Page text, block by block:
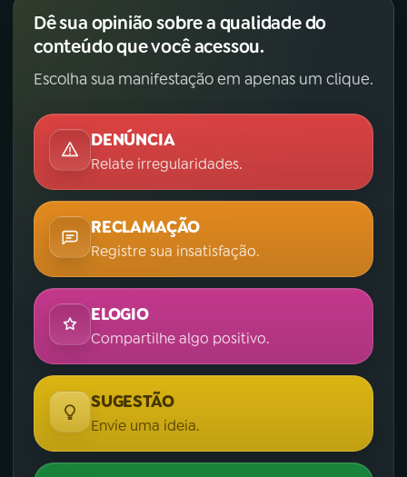
Dê sua opinião sobre a qualidade do
conteúdo que você acessou.
Escolha sua manifestação em apenas um clique.
DENÚNCIA
Relate irregularidades.
RECLAMAÇÃO
Registre sua insatisfação.
ELOGIO
Compartilhe algo positivo.
SUGESTÃO
Envie uma ideia.